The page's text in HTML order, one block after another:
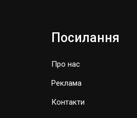
Посилання
Про нас
Реклама
Контакти